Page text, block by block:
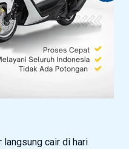
langsung cair di hari